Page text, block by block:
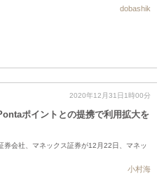
dobashik
2020年12月31日1時00分
ポイントとの提携で利用拡大を
券会社、マネックス証券が12月22日、マネッ
小村海